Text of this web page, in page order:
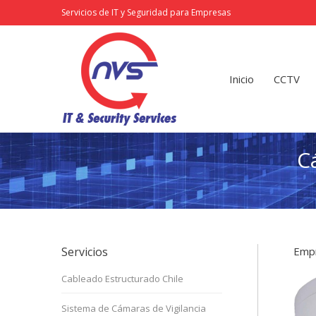
Servicios de IT y Seguridad para Empresas
Inicio CCTV
Servicios
Cableado Estructurado Chile
Sistema de Cámaras de Vigilancia
Inicio CCTV Redes